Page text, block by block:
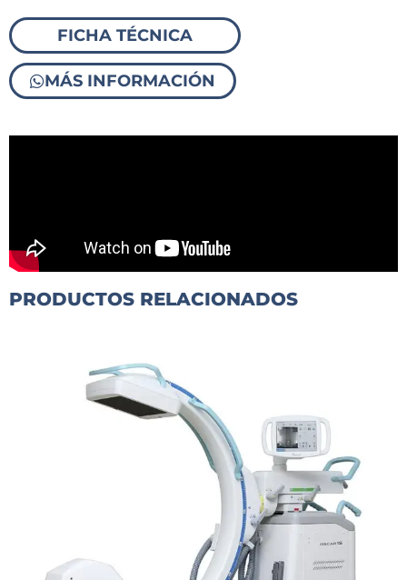
FICHA TÉCNICA
MÁS INFORMACIÓN
PRODUCTOS RELACIONADOS